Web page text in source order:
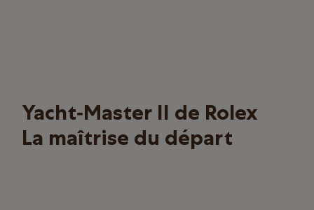
Yacht‑Master II de Rolex
La maîtrise du départ